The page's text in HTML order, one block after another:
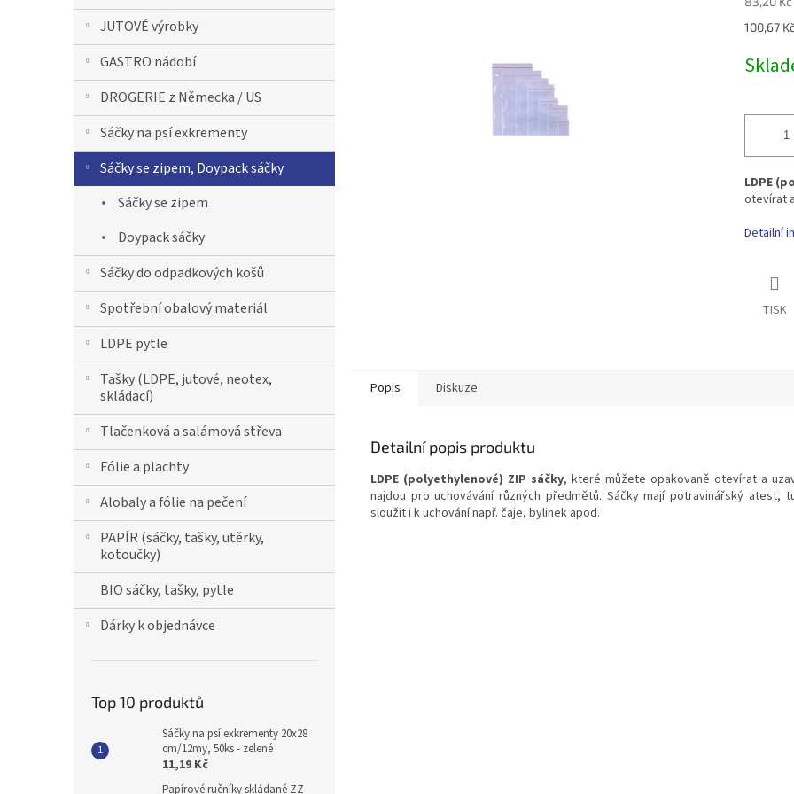
n
p
n
l
JUTOVÉ výrobky
GASTRO nádobí
DROGERIE z Německa / US
Sáčky na psí exkrementy
Sáčky se zipem, Doypack sáčky
Sáčky se zipem
Doypack sáčky
Sáčky do odpadkových košů
Spotřební obalový materiál
LDPE pytle
Tašky (LDPE, jutové, neotex,
skládací)
Tlačenková a salámová střeva
Fólie a plachty
Alobaly a fólie na pečení
PAPÍR (sáčky, tašky, utěrky,
kotoučky)
BIO sáčky, tašky, pytle
Dárky k objednávce
Top 10 produktů
Sáčky na psí exkrementy 20x28
cm/12my, 50ks - zelené
11,19 Kč
Papírové ručníky skládané ZZ
Měrná
100,67
LDPE
otevírat
Detailní
TISK
Popis Diskuze
Detailní popis produktu
LDPE (polyethylenové) ZIP sáčky, které můžete opakovaně otevírat a
najdou pro uchovávání různých předmětů. Sáčky mají potravinářský atest,
sloužit i k uchování např. čaje, bylinek apod.